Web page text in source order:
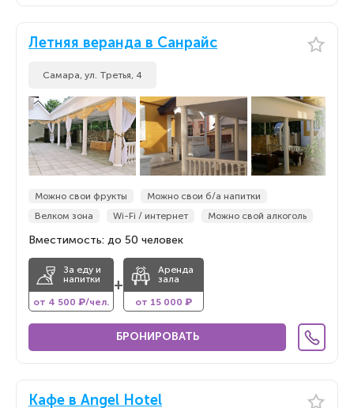
Летняя веранда в Санрайс
Самара, ул. Третья, 4
Можно свои фрукты
Можно свои б/а напитки
Велком зона
Wi-Fi / интернет Можно свой алкоголь
Вместимость: до 50 человек
За еду и
напитки
от 4 500 ₽/чел.
+
Аренда
зала
от 15 000 ₽
БРОНИРОВАТЬ
Кафе в Angel Hotel